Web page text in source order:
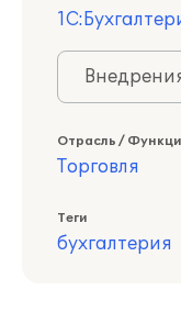
Отрасль /
Торговля
Теги
бухгалтерия